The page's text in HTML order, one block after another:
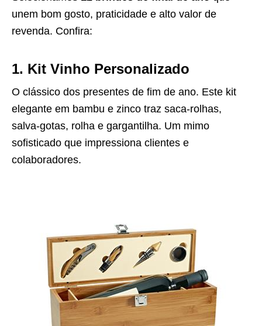
unem bom gosto, praticidade e alto valor de
revenda. Confira:
1. Kit Vinho Personalizado
O clássico dos presentes de fim de ano. Este kit
elegante em bambu e zinco traz saca-rolhas,
salva-gotas, rolha e gargantilha. Um mimo
sofisticado que impressiona clientes e
colaboradores.